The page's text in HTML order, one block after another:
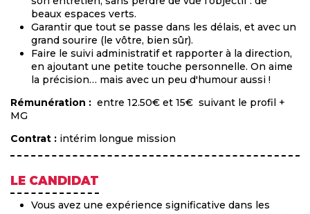
beaux espaces verts.
Garantir que tout se passe dans les délais, et avec un
grand sourire (le vôtre, bien sûr).
Faire le suivi administratif et rapporter à la direction,
en ajoutant une petite touche personnelle. On aime
la précision… mais avec un peu d'humour aussi !
Rémunération : entre 12.50€ et 15€ suivant le profil +
MG
Contrat : intérim longue mission
LE CANDIDAT
Vous avez une expérience significative dans les